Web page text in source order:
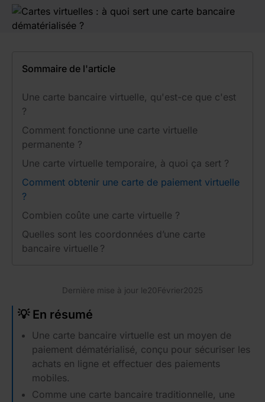
Sommaire de l'article
Une carte bancaire virtuelle, qu'est-ce que c'est
?
Comment fonctionne une carte virtuelle
permanente ?
Une carte virtuelle temporaire, à quoi ça sert ?
Comment obtenir une carte de paiement virtuelle
?
Combien coûte une carte virtuelle ?
Quelles sont les coordonnées d’une carte
bancaire virtuelle ?
Dernière mise à jour le20Février2025
💡 En résumé
Une carte bancaire virtuelle est un moyen de
paiement dématérialisé, conçu pour sécuriser les
achats en ligne et effectuer des paiements
mobiles.
Comme une carte bancaire traditionnelle, une